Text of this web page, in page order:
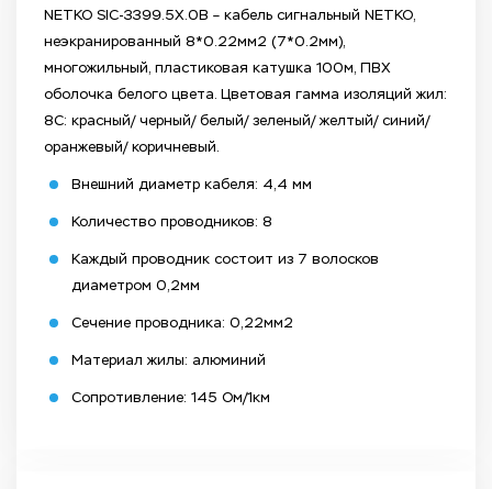
NETKO SIC-3399.5X.0B – кабель сигнальный NETKO,
неэкранированный 8*0.22мм2 (7*0.2мм),
многожильный, пластиковая катушка 100м, ПВХ
оболочка белого цвета. Цветовая гамма изоляций жил:
8С: красный/ черный/ белый/ зеленый/ желтый/ синий/
оранжевый/ коричневый.
Внешний диаметр кабеля: 4,4 мм
Количество проводников: 8
Каждый проводник состоит из 7 волосков
диаметром 0,2мм
Сечение проводника: 0,22мм2
Материал жилы: алюминий
Сопротивление: 145 Ом/1км